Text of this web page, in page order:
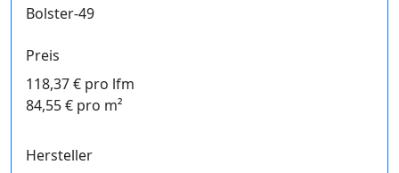
Bolster-49
Preis
118,37 € pro lfm
84,55 € pro m²
Hersteller